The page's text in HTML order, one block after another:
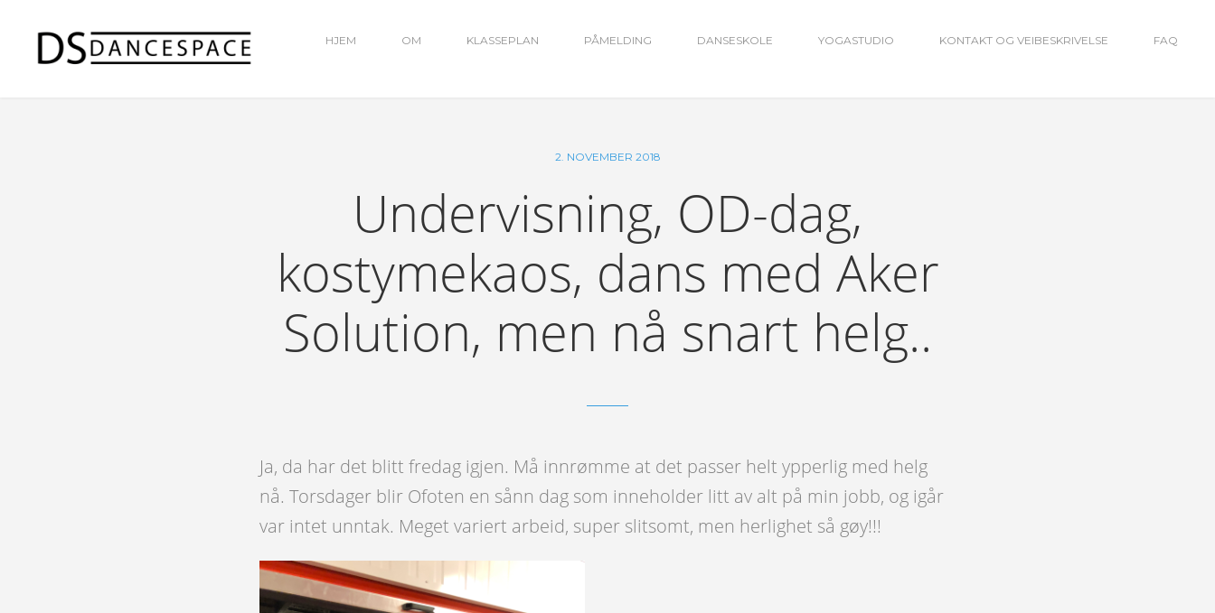
HJEM OM KLASSEPLAN PÅMELDING DANSESKOLE YOGASTUDIO KONTAKT OG VEIBESKRIVELSE FAQ
2. NOVEMBER 2018
Undervisning, OD-dag,
kostymekaos, dans med Aker
Solution, men nå snart helg..
Ja, da har det blitt fredag igjen. Må innrømme at det passer helt ypperlig med helg
nå. Torsdager blir Ofoten en sånn dag som inneholder litt av alt på min jobb, og igår
var intet unntak. Meget variert arbeid, super slitsomt, men herlighet så gøy!!!